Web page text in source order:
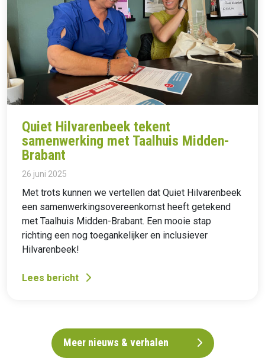
Quiet Hilvarenbeek tekent
samenwerking met Taalhuis Midden-
Brabant
26 juni 2025
Met trots kunnen we vertellen dat Quiet Hilvarenbeek
een samenwerkingsovereenkomst heeft getekend
met Taalhuis Midden-Brabant. Een mooie stap
richting een nog toegankelijker en inclusiever
Hilvarenbeek!
Lees bericht
Meer nieuws & verhalen